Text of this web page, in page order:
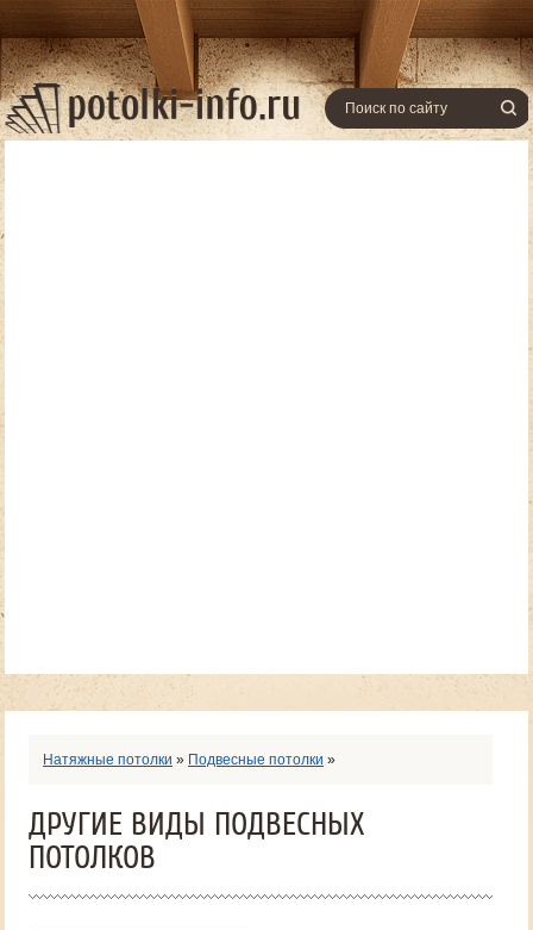
Натяжные потолки » Подвесные потолки »
ДРУГИЕ ВИДЫ ПОДВЕСНЫХ
ПОТОЛКОВ